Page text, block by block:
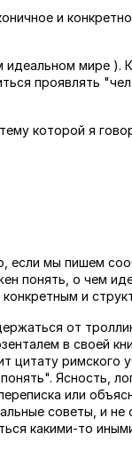
и
мире ).
проявлять
которой я
если мы пишем
понять, о чем
и
от
в своей
цитату римского
Ясность,
или
советы, и
какими-то